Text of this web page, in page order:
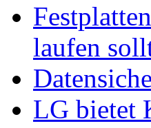
laufen
LG bietet